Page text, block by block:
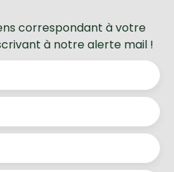
correspondant à votre
à notre alerte mail !